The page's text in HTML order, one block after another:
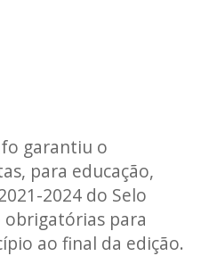
garantiu o
para educação,
2024 do Selo
obrigatórias para
ao final da edição.